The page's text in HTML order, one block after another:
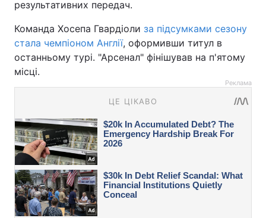
результативних передач.
Команда Хосепа Гвардіоли за підсумками сезону
стала чемпіоном Англії, оформивши титул в
останньому турі. "Арсенал" фінішував на п'ятому
місці.
Реклама